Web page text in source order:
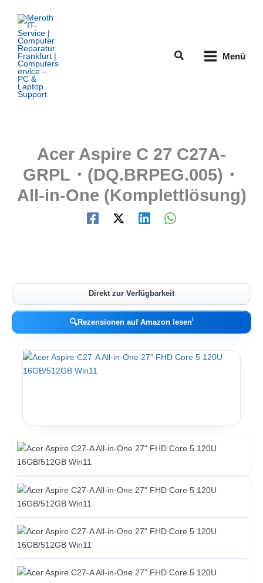
Inhalt
springen
Suchen Menü
Acer Aspire C 27 C27A-
GRPL・(DQ.BRPEG.005)・
All-in-One (Komplettlösung)
Direkt zur Verfügbarkeit
🔍Rezensionen auf Amazon lesenℹ︎